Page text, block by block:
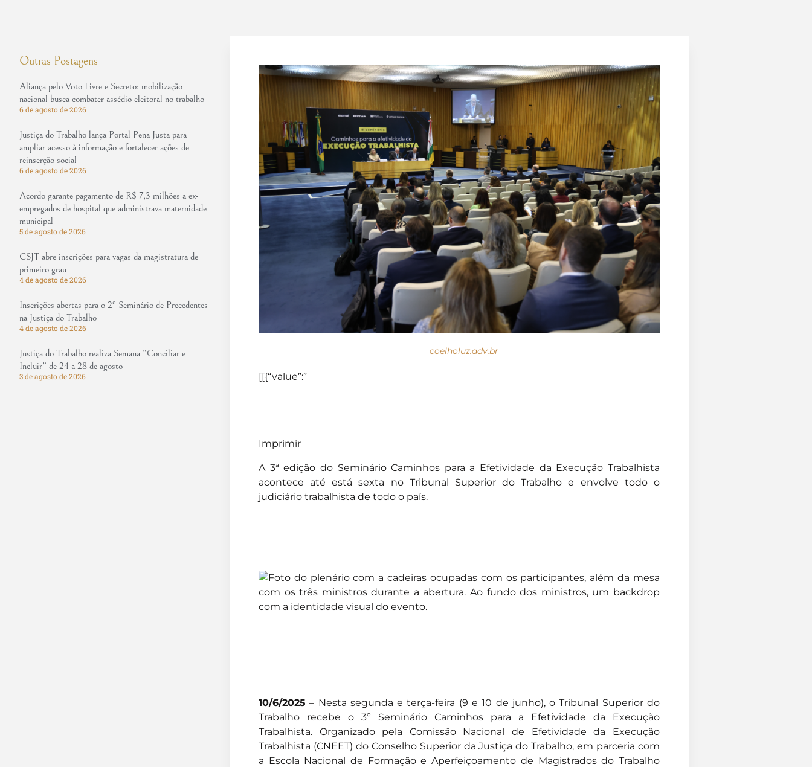
Outras Postagens
Aliança pelo Voto Livre e Secreto: mobilização
nacional busca combater assédio eleitoral no trabalho
6 de agosto de 2026
Justiça do Trabalho lança Portal Pena Justa para
ampliar acesso à informação e fortalecer ações de
reinserção social
6 de agosto de 2026
Acordo garante pagamento de R$ 7,3 milhões a ex-
empregados de hospital que administrava maternidade
municipal
5 de agosto de 2026
CSJT abre inscrições para vagas da magistratura de
primeiro grau
4 de agosto de 2026
Inscrições abertas para o 2º Seminário de Precedentes
na Justiça do Trabalho
4 de agosto de 2026
Justiça do Trabalho realiza Semana “Conciliar e
Incluir” de 24 a 28 de agosto
3 de agosto de 2026
coelholuz.adv.br
[[{“value”:”
Imprimir
A 3ª edição do Seminário Caminhos para a Efetividade da Execução Trabalhista
acontece até está sexta no Tribunal Superior do Trabalho e envolve todo o
judiciário trabalhista de todo o país.
10/6/2025 – Nesta segunda e terça-feira (9 e 10 de junho), o Tribunal Superior do
Trabalho recebe o 3º Seminário Caminhos para a Efetividade da Execução
Trabalhista. Organizado pela Comissão Nacional de Efetividade da Execução
Trabalhista (CNEET) do Conselho Superior da Justiça do Trabalho, em parceria com
a Escola Nacional de Formação e Aperfeiçoamento de Magistrados do Trabalho